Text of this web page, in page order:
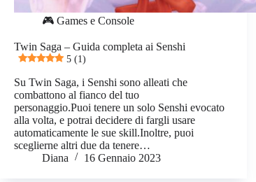
🎮 Games e Console
Twin Saga – Guida completa ai Senshi
5 (1)
Su Twin Saga, i Senshi sono alleati che
combattono al fianco del tuo
personaggio.Puoi tenere un solo Senshi evocato
alla volta, e potrai decidere di fargli usare
automaticamente le sue skill.Inoltre, puoi
sceglierne altri due da tenere…
Diana
16 Gennaio 2023